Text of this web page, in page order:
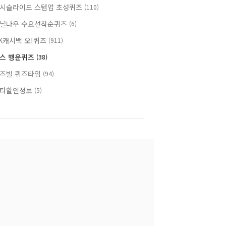
슬라이드 스텝업 초성퀴즈 (110)
나우 수요선착순퀴즈 (6)
캐시백 오!퀴즈 (911)
행운퀴즈 (38)
빌 퀴즈타임 (94)
할인정보 (5)